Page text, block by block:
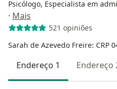
Psicólogo, Especialista em
· Mais
521 opiniões
Sarah de Azevedo Freire: CRP
Endereço 1 Endereço